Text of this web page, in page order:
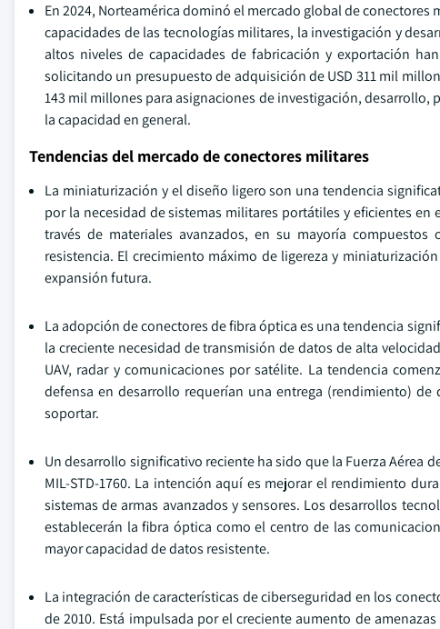
En 2024, Norteamérica dominó el mercado global de
capacidades de las tecnologías militares, la investigación y
altos niveles de capacidades de fabricación y exportación
solicitando un presupuesto de adquisición de USD 311 mil
143 mil millones para asignaciones de investigación, desarrollo,
la capacidad en general.
Tendencias del mercado de conectores militares
La miniaturización y el diseño ligero son una tendencia
por la necesidad de sistemas militares portátiles y eficientes
través de materiales avanzados, en su mayoría
resistencia. El crecimiento máximo de ligereza y
expansión futura.
La adopción de conectores de fibra óptica es una tendencia
la creciente necesidad de transmisión de datos de alta
UAV, radar y comunicaciones por satélite. La tendencia
defensa en desarrollo requerían una entrega (rendimiento)
soportar.
Un desarrollo significativo reciente ha sido que la Fuerza Aérea
MIL-STD-1760. La intención aquí es mejorar el rendimiento
sistemas de armas avanzados y sensores. Los desarrollos
establecerán la fibra óptica como el centro de las
mayor capacidad de datos resistente.
La integración de características de ciberseguridad en los
de 2010. Está impulsada por el creciente aumento de